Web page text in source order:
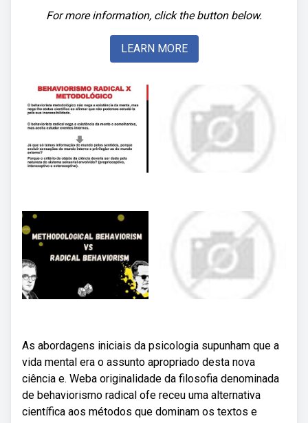
For more information, click the button below.
LEARN MORE
As abordagens iniciais da psicologia supunham que a
vida mental era o assunto apropriado desta nova
ciência e. Weba originalidade da filosofia denominada
de behaviorismo radical ofe­ receu uma alternativa
científica aos métodos que dominam os textos e